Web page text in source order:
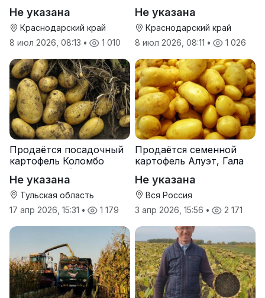
Не указана
Краснодарский край
8 июл 2026, 08:13 • 1 010
Не указана
Краснодарский край
8 июл 2026, 08:11 • 1 026
Продаётся посадочный
картофель Коломбо
оптом от трёх тонн
Не указана
Тульская область
17 апр 2026, 15:31 • 1 179
Продаётся семенной
картофель Алуэт, Гала
Не указана
Вся Россия
3 апр 2026, 15:56 • 2 171